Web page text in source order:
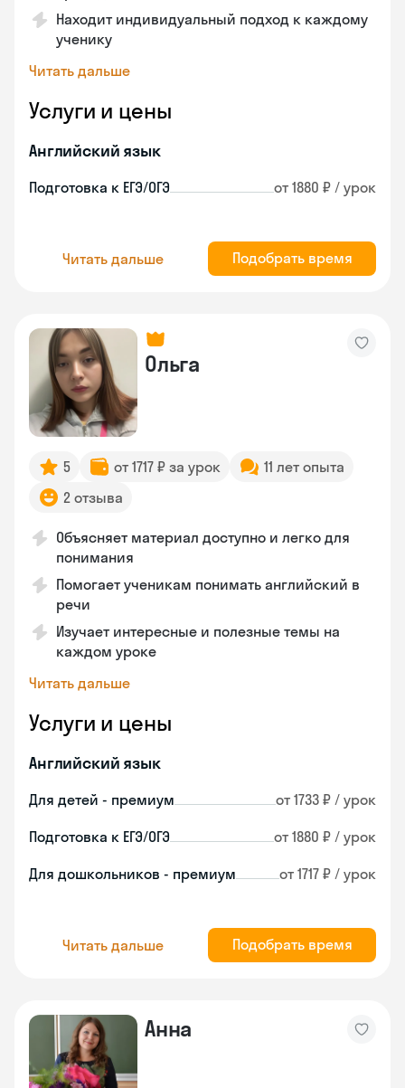
Находит индивидуальный подход к каждому
ученику
Читать дальше
Услуги и цены
Английский язык
Подготовка к ЕГЭ/ОГЭ от 1880 ₽ / урок
Читать дальше Подобрать время
Ольга
5 от 1717 ₽ за урок
11 лет опыта
2 отзыва
Объясняет материал доступно и легко для
понимания
Помогает ученикам понимать английский в
речи
Изучает интересные и полезные темы на
каждом уроке
Читать дальше
Услуги и цены
Английский язык
Для детей - премиум от 1733 ₽ / урок
Подготовка к ЕГЭ/ОГЭ от 1880 ₽ / урок
Для дошкольников - премиум от 1717 ₽ / урок
Читать дальше Подобрать время
Анна